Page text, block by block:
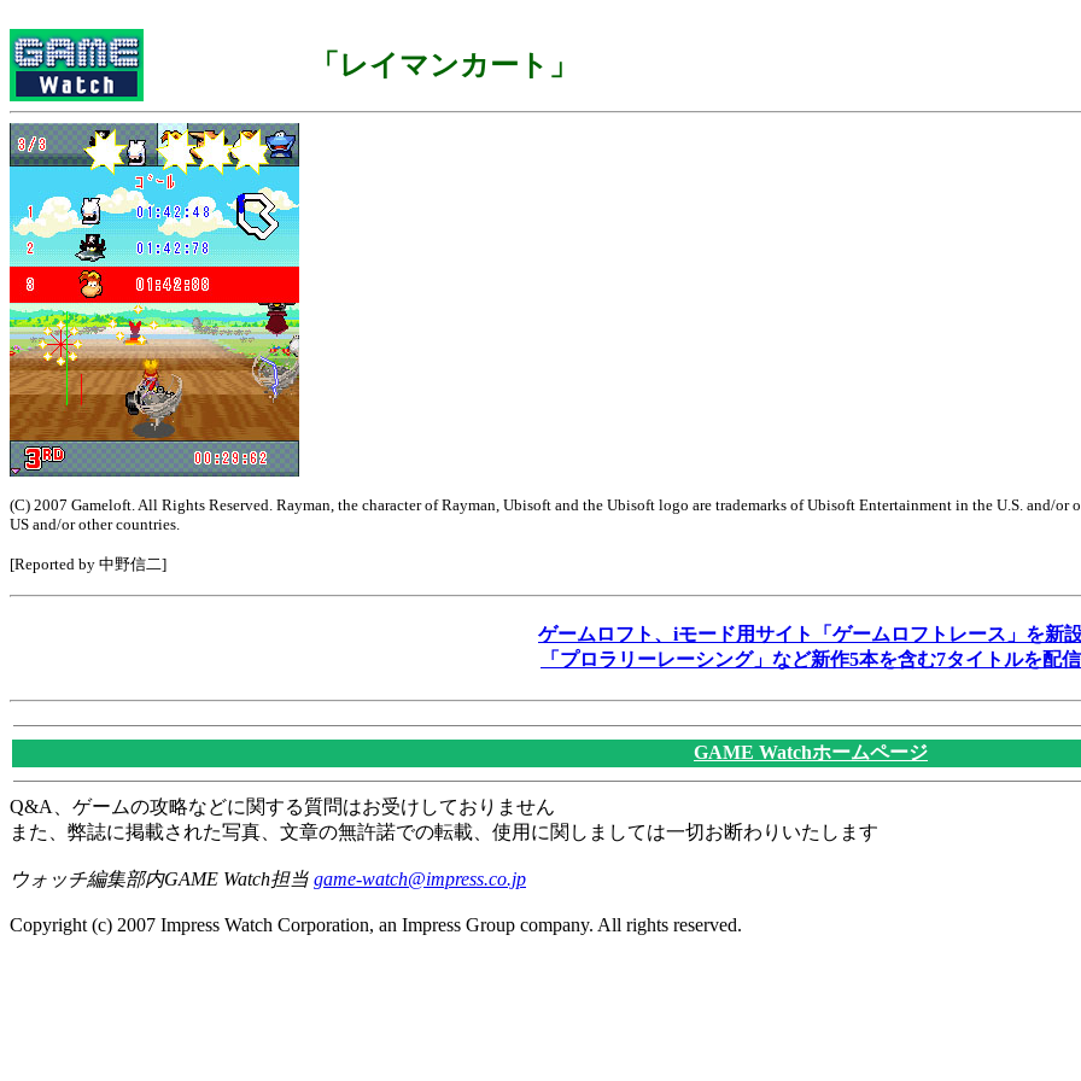
「レイマンカート」
(C) 2007 Gameloft. All Rights Reserved. Rayman, the character of Rayman, Ubisoft and the Ubisoft logo are trademarks of Ubisoft Entertainment in the U.S. and/
US and/or other countries.
[Reported by 中野信二]
ゲームロフト、iモード用サイト「ゲームロフトレース」を新
「プロラリーレーシング」など新作5本を含む7タイトルを配信
GAME Watchホームページ
Q&A、ゲームの攻略などに関する質問はお受けしておりません
また、弊誌に掲載された写真、文章の無許諾での転載、使用に関しましては一切お断わりいたします
ウォッチ編集部内GAME Watch担当 game-watch@impress.co.jp
Copyright (c) 2007 Impress Watch Corporation, an Impress Group company. All rights reserved.